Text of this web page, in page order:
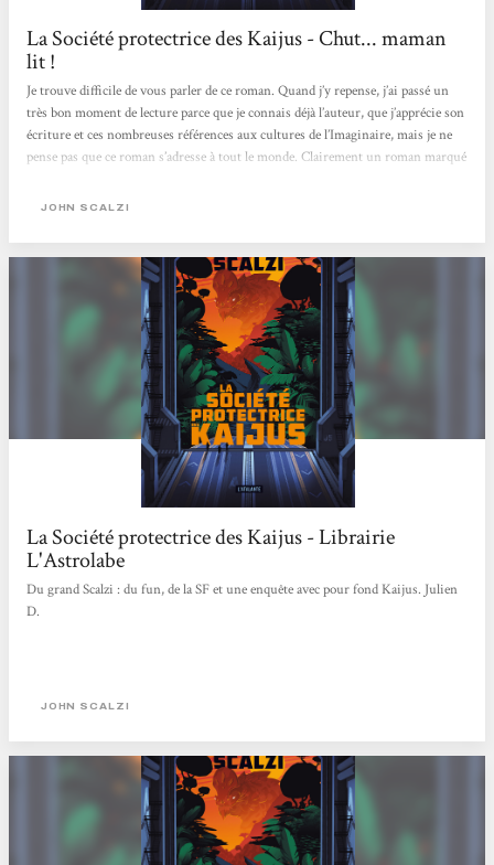
La Société protectrice des Kaijus - Chut... maman
lit !
Je trouve difficile de vous parler de ce roman. Quand j’y repense, j’ai passé un
très bon moment de lecture parce que je connais déjà l’auteur, que j’apprécie son
écriture et ces nombreuses références aux cultures de l’Imaginaire, mais je ne
pense pas que ce roman s’adresse à tout le monde. Clairement un roman marqué
ligne, des masques et de la distanciation sociale mais aussi un roman qui ne se
JOHN SCALZI
La Société protectrice des Kaijus - Librairie
L'Astrolabe
Du grand Scalzi : du fun, de la SF et une enquête avec pour fond Kaijus. Julien
D.
JOHN SCALZI